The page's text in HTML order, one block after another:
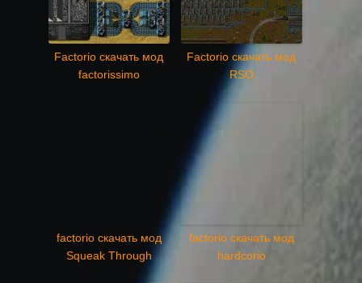
Factorio скачать мод
factorissimo
Factorio скачать мод
RSO
factorio скачать мод
Squeak Through
factorio скачать мод
hardcorio